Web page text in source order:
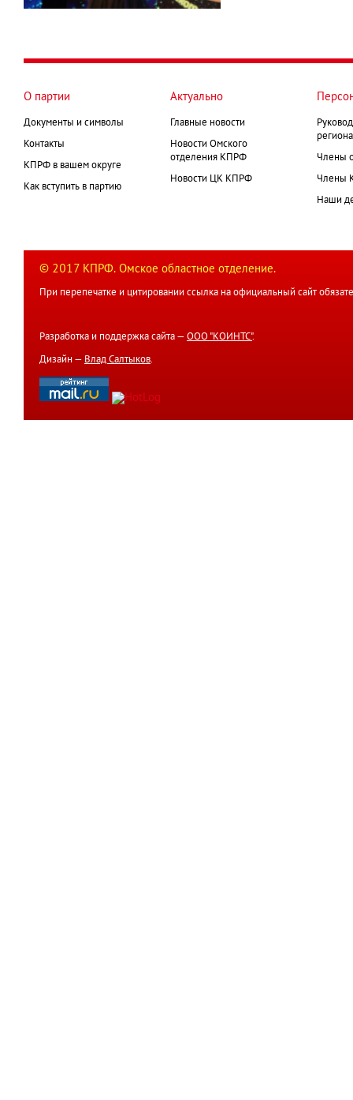
О партии
Документы и символы
Контакты
КПРФ в вашем округе
Как вступить в партию
Актуально
Главные новости
Новости Омского
отделения КПРФ
Новости ЦК КПРФ
Члены
Члены
Наши
© 2017 КПРФ. Омское областное отделение.
При перепечатке и цитировании ссылка на официальный сайт
Разработка и поддержка сайта — ООО "КОИНТС".
Дизайн — Влад Салтыков.